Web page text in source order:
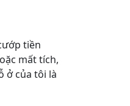
tiền
mất tích,
ở của tôi là